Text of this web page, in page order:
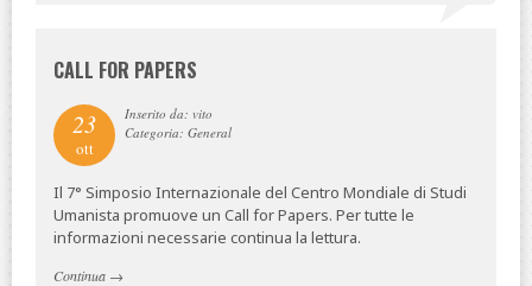
CALL FOR PAPERS
23
ott
Inserito da: vito
Categoria: General
Il 7° Simposio Internazionale del Centro Mondiale di Studi
Umanista promuove un Call for Papers. Per tutte le
informazioni necessarie continua la lettura.
Continua →